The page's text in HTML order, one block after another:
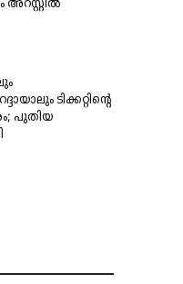
ടിക്കറ്റിന്റെ
പുതിയ